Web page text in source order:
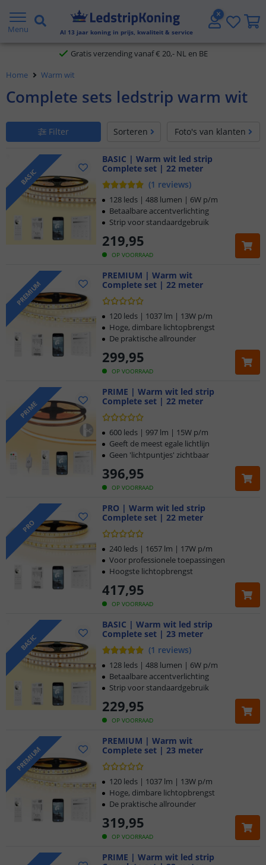
Menu Al 13 jaar koning in prijs, kwaliteit & service
Gratis verzending vanaf € 20,- NL en BE
Klantbeoordeling 9.1
Home Warm wit
Complete sets ledstrip warm wit
Filter Sorteren Foto's van klanten
BASIC
BASIC | Warm wit led strip
Complete set | 22 meter
(1 reviews)
OP VOORRAAD
219,95
128 leds | 488 lumen | 6W p/m
Betaalbare accentverlichting
Strip voor standaardgebruik
PREMIUM
PREMIUM | Warm wit
Complete set | 22 meter
OP VOORRAAD
299,95
120 leds | 1037 lm | 13W p/m
Hoge, dimbare lichtopbrengst
De praktische allrounder
PRIME
PRIME | Warm wit led strip
Complete set | 22 meter
OP VOORRAAD
396,95
600 leds | 997 lm | 15W p/m
Geeft de meest egale lichtlijn
Geen 'lichtpuntjes' zichtbaar
PRO
PRO | Warm wit led strip
Complete set | 22 meter
OP VOORRAAD
417,95
240 leds | 1657 lm | 17W p/m
Voor professionele toepassingen
Hoogste lichtopbrengst
BASIC
BASIC | Warm wit led strip
Complete set | 23 meter
(1 reviews)
OP VOORRAAD
229,95
128 leds | 488 lumen | 6W p/m
Betaalbare accentverlichting
Strip voor standaardgebruik
PREMIUM
PREMIUM | Warm wit
Complete set | 23 meter
OP VOORRAAD
319,95
120 leds | 1037 lm | 13W p/m
Hoge, dimbare lichtopbrengst
De praktische allrounder
PRIME | Warm wit led strip